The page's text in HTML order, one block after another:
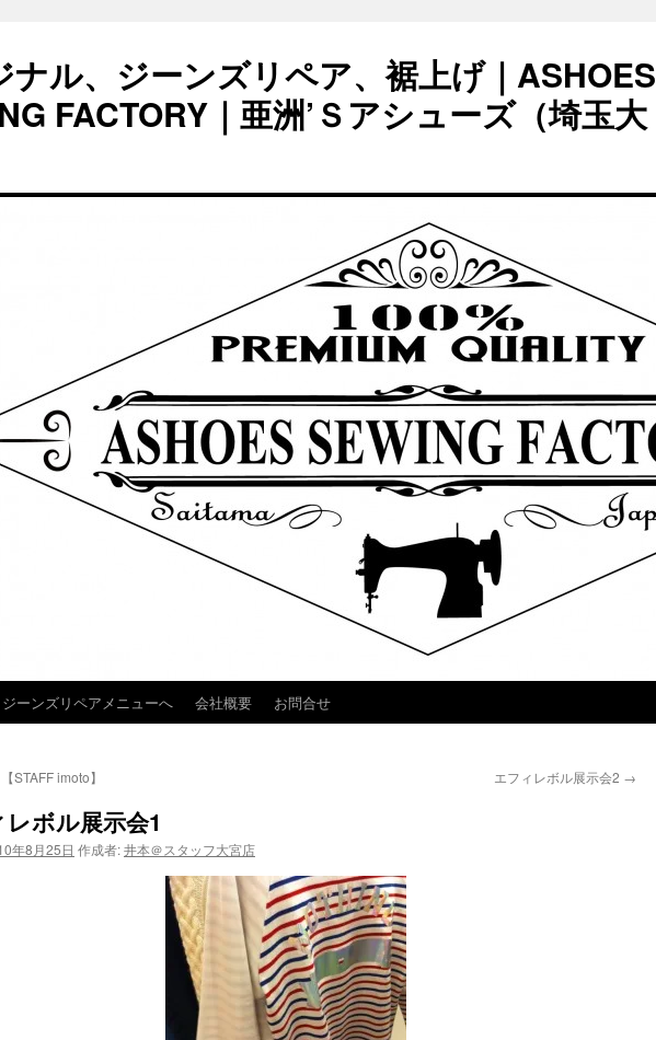
ナル、ジーンズリペア、裾上げ｜ASHOES
FACTORY｜亜洲’Ｓアシューズ（埼玉大
ジーンズリペアメニューへ 会社概要 お問合せ
STAFF imoto】 エフィレボル展示会2 →
ボル展示会1
年8月25日 作成者:井本＠スタッフ大宮店